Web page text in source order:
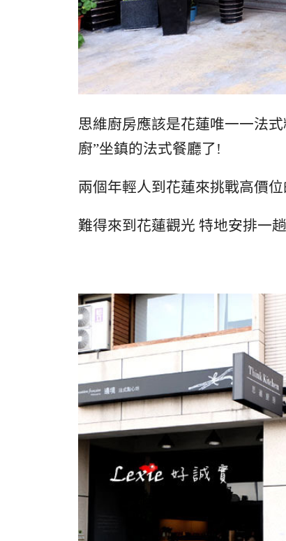
思維廚房應該是花蓮唯一一法
廚”坐鎮的法式餐廳了!
兩個年輕人到花蓮來挑戰高價
難得來到花蓮觀光 特地安排一